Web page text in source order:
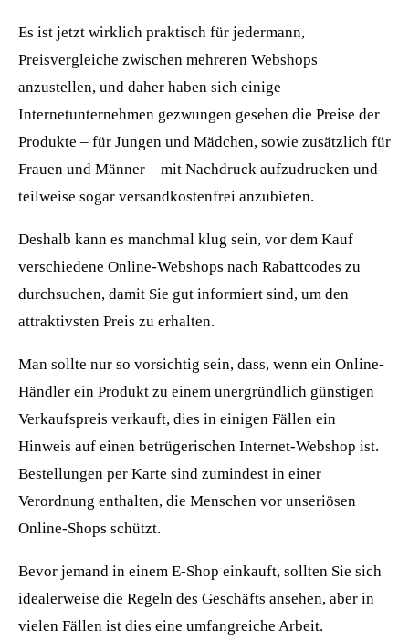
Es ist jetzt wirklich praktisch für jedermann,
Preisvergleiche zwischen mehreren Webshops
anzustellen, und daher haben sich einige
Internetunternehmen gezwungen gesehen die Preise der
Produkte – für Jungen und Mädchen, sowie zusätzlich für
Frauen und Männer – mit Nachdruck aufzudrucken und
teilweise sogar versandkostenfrei anzubieten.
Deshalb kann es manchmal klug sein, vor dem Kauf
verschiedene Online-Webshops nach Rabattcodes zu
durchsuchen, damit Sie gut informiert sind, um den
attraktivsten Preis zu erhalten.
Man sollte nur so vorsichtig sein, dass, wenn ein Online-
Händler ein Produkt zu einem unergründlich günstigen
Verkaufspreis verkauft, dies in einigen Fällen ein
Hinweis auf einen betrügerischen Internet-Webshop ist.
Bestellungen per Karte sind zumindest in einer
Verordnung enthalten, die Menschen vor unseriösen
Online-Shops schützt.
Bevor jemand in einem E-Shop einkauft, sollten Sie sich
idealerweise die Regeln des Geschäfts ansehen, aber in
vielen Fällen ist dies eine umfangreiche Arbeit.